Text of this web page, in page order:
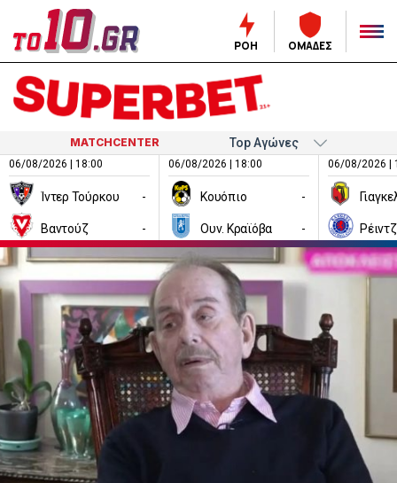
ΡΟΗ ΟΜΑΔΕΣ
MATCHCENTER
06/08/2026 | 18:00
Ίντερ Τούρκου -
Βαντούζ -
06/08/2026 | 18:00
Κουόπιο -
Ουν. Κραϊόβα -
06/08/2026 |